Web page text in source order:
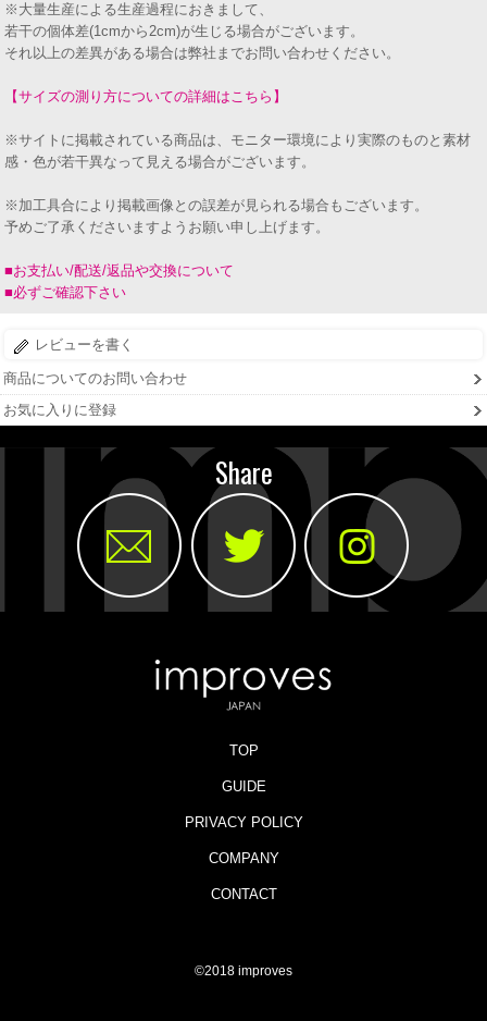
※大量生産による生産過程におきまして、
若干の個体差(1cmから2cm)が生じる場合がございます。
それ以上の差異がある場合は弊社までお問い合わせください。
【サイズの測り方についての詳細はこちら】
※サイトに掲載されている商品は、モニター環境により実際のものと素材
感・色が若干異なって見える場合がございます。
※加工具合により掲載画像との誤差が見られる場合もございます。
予めご了承くださいますようお願い申し上げます。
■お支払い/配送/返品や交換について
■必ずご確認下さい
レビューを書く
商品についてのお問い合わせ
お気に入りに登録
Share
TOP
GUIDE
PRIVACY POLICY
COMPANY
CONTACT
©2018 improves